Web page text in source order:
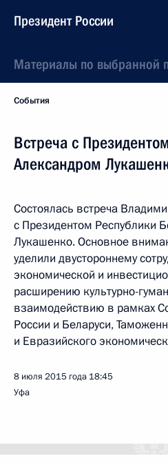
Президент России
Материалы по выбранной
События
Встреча с
Александром
Состоялась встреча
с Президентом Республики
Лукашенко. Основное
уделили двустороннему
экономической и
расширению культурно-
взаимодействию в рамках
России и Беларуси,
и Евразийского
8 июля 2015 года 18:45
Уфа